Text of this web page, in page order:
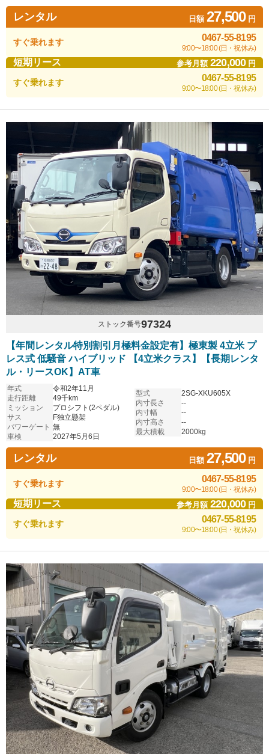
レンタル 日額27,500円
すぐ乗れます 0467-55-8195
9:00〜18:00 (日・祝休み)
短期リース 参考月額220,000円
すぐ乗れます 0467-55-8195
9:00〜18:00 (日・祝休み)
ストック番号97324
【年間レンタル特別割引月極料金設定有】極東製 4立米 プ
レス式 低騒音 ハイブリッド 【4立米クラス】【長期レンタ
ル・リースOK】AT車
年式
令和2年11月
走行距離
49千km
ミッション
プロシフト(2ペダル)
サス
F独立懸架
パワーゲート 無
車検
2027年5月6日
型式
2SG-XKU605X
内寸長さ
--
内寸幅
--
内寸高さ
--
最大積載
2000kg
レンタル 日額27,500円
すぐ乗れます 0467-55-8195
9:00〜18:00 (日・祝休み)
短期リース 参考月額220,000円
すぐ乗れます 0467-55-8195
9:00〜18:00 (日・祝休み)